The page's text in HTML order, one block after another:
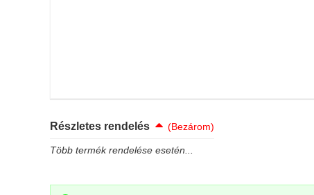
Részletes rendelés
(Bezárom)
Több termék rendelése esetén...